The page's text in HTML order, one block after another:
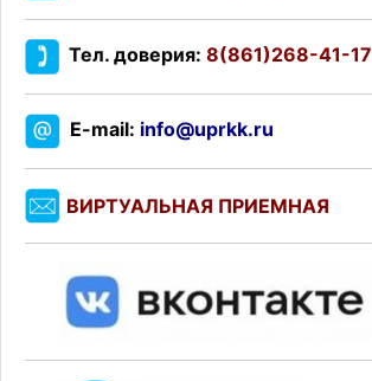
Тел. доверия: 8(861)268-41-17
E-mail: info@uprkk.ru
ВИРТУАЛЬНАЯ ПРИЕМНАЯ